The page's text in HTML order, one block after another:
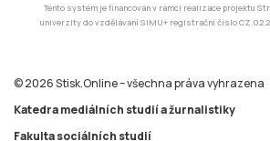
Tento systém je financován v rámci realizace projektu
univerzity do vzdělávání SIMU+ registrační číslo
© 2026 Stisk.Online – všechna práva vyhrazena
Katedra mediálních studií a žurnalistiky
Fakulta sociálních studií